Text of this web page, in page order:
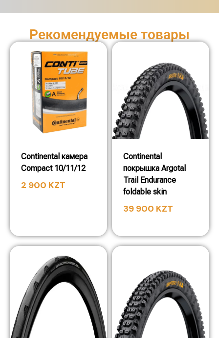
Рекомендуемые товары
Continental камера
Compact 10/11/12
2 900 KZT
Continental
покрышка Argotal
Trail Endurance
foldable skin
39 900 KZT